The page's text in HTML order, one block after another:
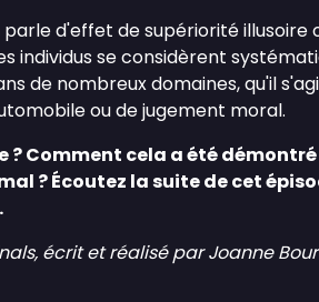
d'effet de supériorité illusoire
individus se considèrent
de nombreux domaines, qu'il
ou de jugement moral.
? Comment cela a été démontré
? Écoutez la suite de cet
écrit et réalisé par Joanne